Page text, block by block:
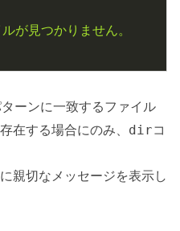
が見つかりません。
ーンに一致するファイル
在する場合にのみ、 dirコ
親切なメッセージを表示し